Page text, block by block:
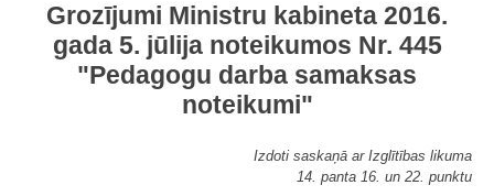
Grozījumi Ministru kabineta 2016.
gada 5. jūlija noteikumos Nr. 445
"Pedagogu darba samaksas
noteikumi"
Izdoti saskaņā ar Izglītības likuma
14. panta 16. un 22. punktu